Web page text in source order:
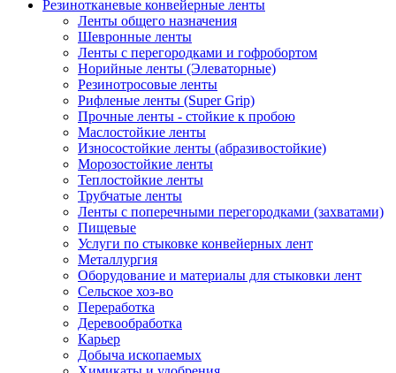
Резинотканевые конвейерные ленты
Ленты общего назначения
Шевронные ленты
Ленты с перегородками и гофробортом
Норийные ленты (Элеваторные)
Резинотросовые ленты
Рифленые ленты (Super Grip)
Прочные ленты - стойкие к пробою
Маслостойкие ленты
Износостойкие ленты (абразивостойкие)
Морозостойкие ленты
Теплостойкие ленты
Трубчатые ленты
Ленты с поперечными перегородками (захватами)
Пищевые
Услуги по стыковке конвейерных лент
Металлургия
Оборудование и материалы для стыковки лент
Сельское хоз-во
Переработка
Деревообработка
Карьер
Добыча ископаемых